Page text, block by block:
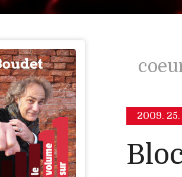
2009.